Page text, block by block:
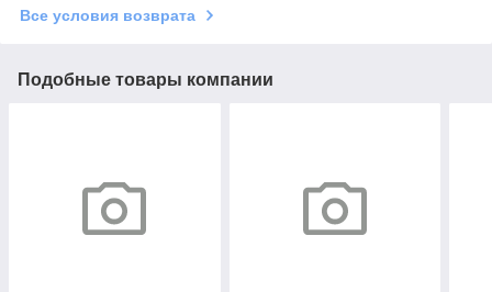
Все условия возврата
Подобные товары компании